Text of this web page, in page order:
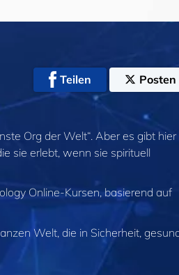
Teilen Posten
Org der Welt“. Aber es gibt hier
sie erlebt, wenn sie spirituell
Online-Kursen, basierend auf
Welt, die in Sicherheit,